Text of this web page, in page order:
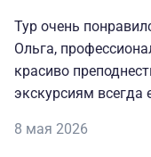
Тур очень
Ольга,
красиво
экскурсиям всегда
показалось, что
8 мая 2026